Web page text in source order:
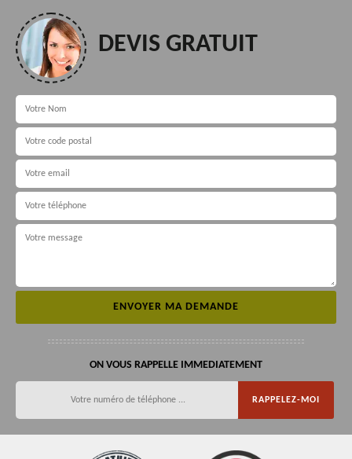
DEVIS GRATUIT
ON VOUS RAPPELLE IMMEDIATEMENT